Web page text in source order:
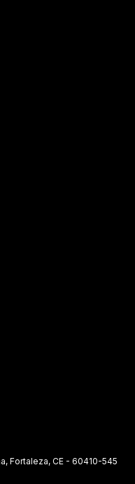
Fortaleza, CE - 60410-545